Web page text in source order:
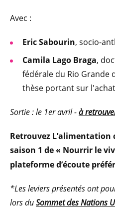
Avec :
Eric Sabourin, socio-
Camila Lago Braga,
fédérale du Rio Grande
thèse portant sur
Sortie : le 1er avril -à
Retrouvez L’alimentation
saison 1 de « Nourrir le
plateforme d’écoute
*Les leviers présentés ont
lors duSommet des Nations